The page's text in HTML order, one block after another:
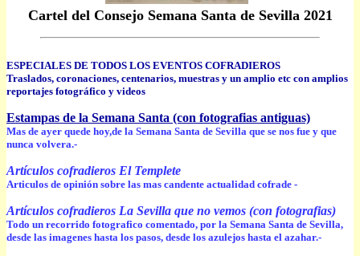
Cartel del Consejo Semana Santa de Sevilla 2021
ESPECIALES DE TODOS LOS EVENTOS COFRADIEROS
Traslados, coronaciones, centenarios, muestras y un amplio etc con amplios
reportajes fotográfico y videos
Estampas de la Semana Santa (con fotografias antiguas)
Mas de ayer quede hoy,de la Semana Santa de Sevilla que se nos fue y que
nunca volvera.-
Artículos cofradieros El Templete
Articulos de opinión sobre las mas candente actualidad cofrade -
Artículos cofradieros La Sevilla que no vemos (con fotografias)
Todo un recorrido fotografico comentado, por la Semana Santa de Sevilla,
desde las imagenes hasta los pasos, desde los azulejos hasta el azahar.-